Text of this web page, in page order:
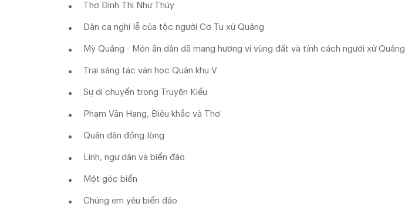
Thơ Đinh Thị Như Thúy
Dân ca nghi lễ của tộc người Cơ Tu xứ Quảng
Mỳ Quảng - Món ăn dân dã mang hương vị vùng đất và tính cách người xứ Quảng
Trại sáng tác văn học Quân khu V
Sự di chuyển trong Truyện Kiều
Phạm Văn Hạng, Điêu khắc và Thơ
Quân dân đồng lòng
Lính, ngư dân và biển đảo
Một góc biển
Chúng em yêu biển đảo